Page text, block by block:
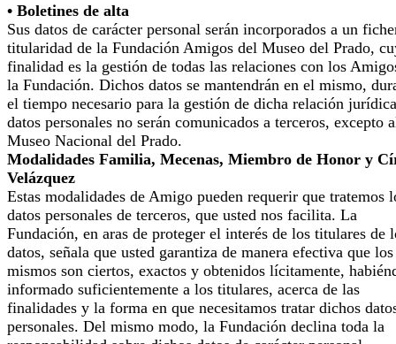
• Boletines de alta
Sus datos de carácter personal serán incorporados a un
titularidad de la Fundación Amigos del Museo del Prado,
finalidad es la gestión de todas las relaciones con los
la Fundación. Dichos datos se mantendrán en el mismo,
el tiempo necesario para la gestión de dicha relación
datos personales no serán comunicados a terceros, excepto
Museo Nacional del Prado.
Modalidades Familia, Mecenas, Miembro de Honor y
Velázquez
Estas modalidades de Amigo pueden requerir que tratemos
datos personales de terceros, que usted nos facilita. La
Fundación, en aras de proteger el interés de los titulares de
datos, señala que usted garantiza de manera efectiva que los
mismos son ciertos, exactos y obtenidos lícitamente,
informado suficientemente a los titulares, acerca de las
finalidades y la forma en que necesitamos tratar dichos
personales. Del mismo modo, la Fundación declina toda la